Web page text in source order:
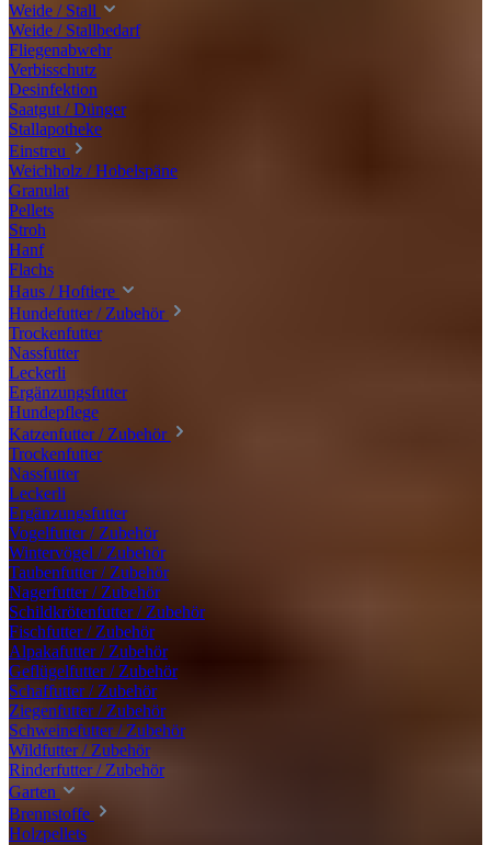
Weide / Stall
Weide / Stallbedarf
Fliegenabwehr
Verbisschutz
Desinfektion
Saatgut / Dünger
Stallapotheke
Einstreu
Weichholz / Hobelspäne
Granulat
Pellets
Stroh
Hanf
Flachs
Haus / Hoftiere
Hundefutter / Zubehör
Trockenfutter
Nassfutter
Leckerli
Ergänzungsfutter
Hundepflege
Katzenfutter / Zubehör
Trockenfutter
Nassfutter
Leckerli
Ergänzungsfutter
Vogelfutter / Zubehör
Wintervögel / Zubehör
Taubenfutter / Zubehör
Nagerfutter / Zubehör
Schildkrötenfutter / Zubehör
Fischfutter / Zubehör
Alpakafutter / Zubehör
Geflügelfutter / Zubehör
Schaffutter / Zubehör
Ziegenfutter / Zubehör
Schweinefutter / Zubehör
Wildfutter / Zubehör
Rinderfutter / Zubehör
Garten
Brennstoffe
Holzpellets